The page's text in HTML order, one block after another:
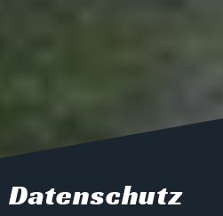
Datenschutz